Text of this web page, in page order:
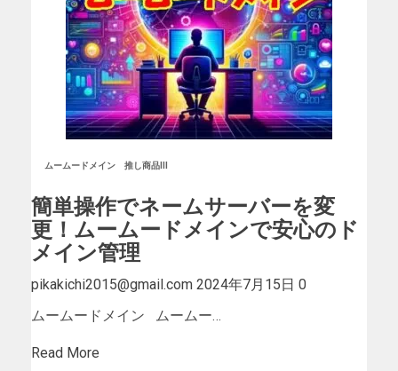
ムームードメイン 推し商品III
簡単操作でネームサーバーを変
更！ムームードメインで安心のド
メイン管理
pikakichi2015@gmail.com 2024年7月15日 0
ムームードメイン ムームー…
Read More